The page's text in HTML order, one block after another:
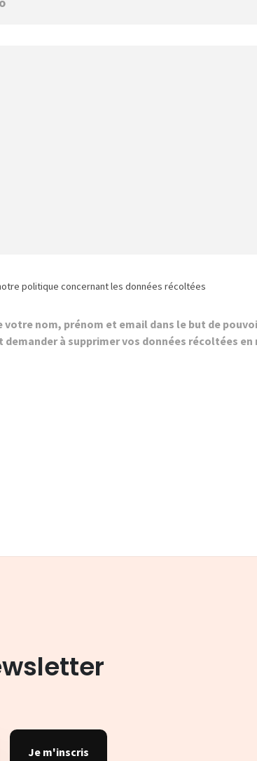
politique concernant les données récoltées
nom, prénom et email dans le but de
à supprimer vos données récoltées
Je m'inscris